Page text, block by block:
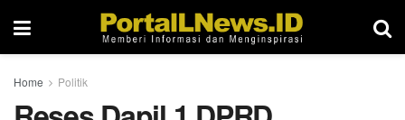
Home Politik